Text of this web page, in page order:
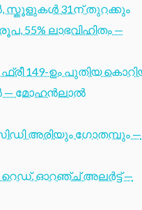
സ്കൂളുകൾ 31ന് തുറക്കും
55% ലാഭവിഹിതം —
149-ഉം പുതിയ
— മോഹൻലാൽ
അരിയും ഗോതമ്പും —
റെഡ്, ഓറഞ്ച് അലർട്ട് —